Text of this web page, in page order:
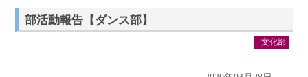
部活動報告【ダンス部】
文化部